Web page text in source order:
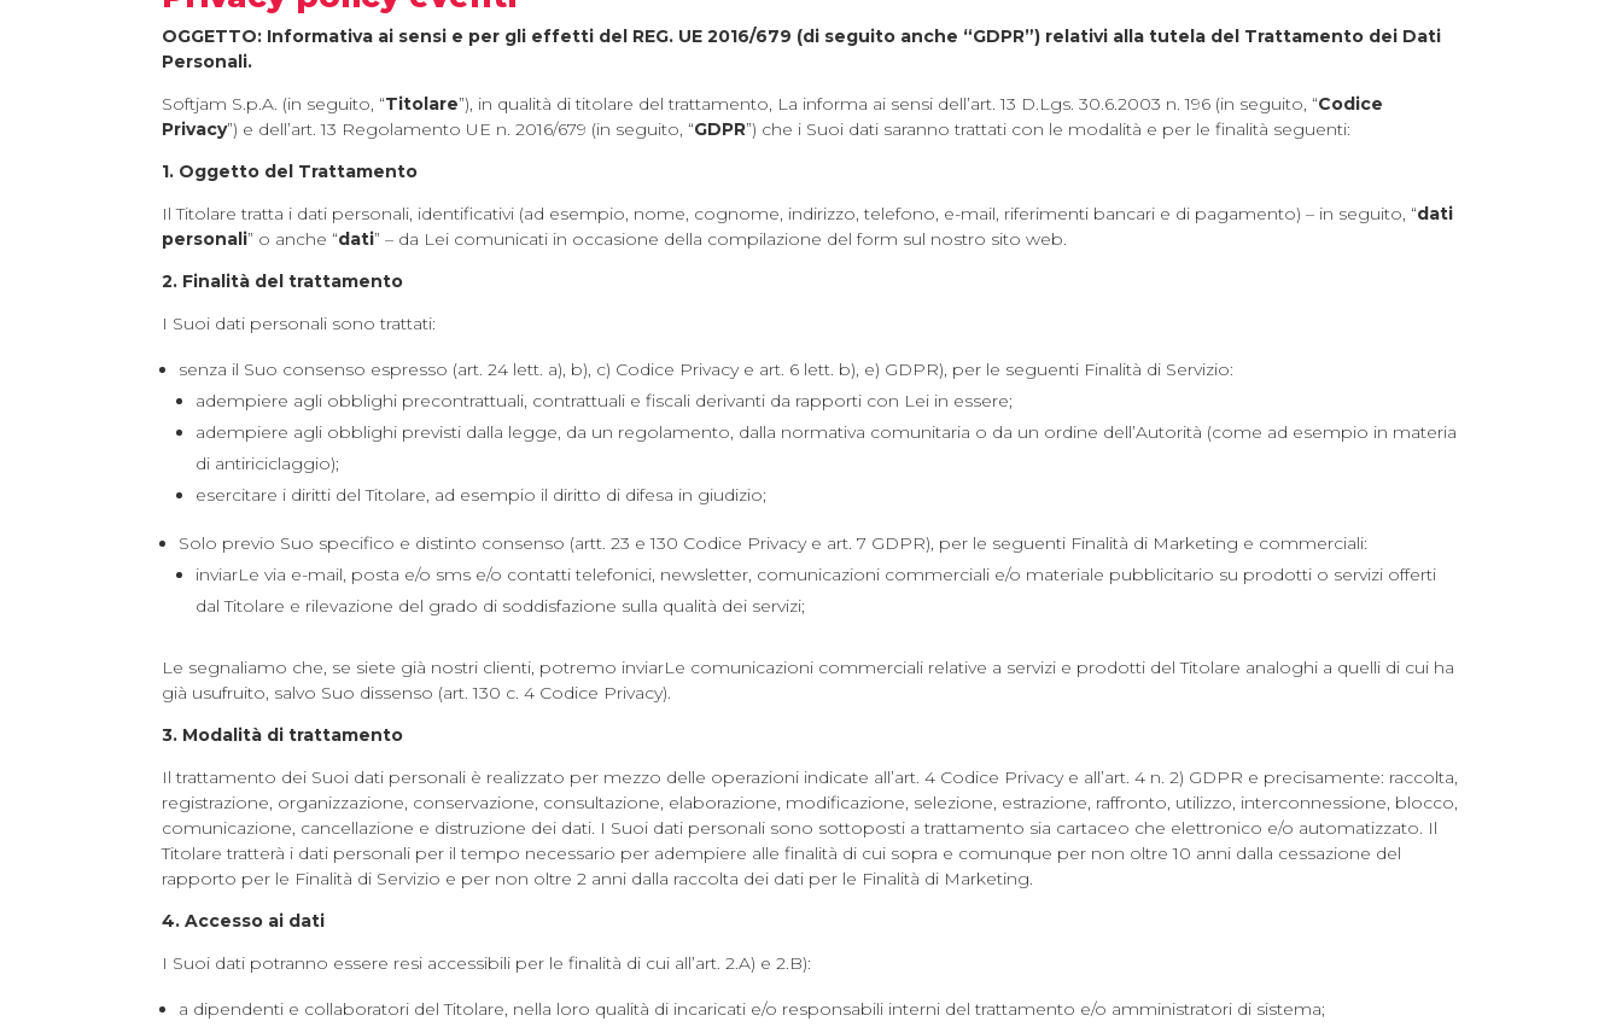
OGGETTO: Informativa ai sensi e per gli effetti del REG. UE 2016/679 (di seguito anche “GDPR”) relativi alla tutela del Trattamento dei Dati
Personali.
Softjam S.p.A. (in seguito, “Titolare”), in qualità di titolare del trattamento, La informa ai sensi dell’art. 13 D.Lgs. 30.6.2003 n. 196 (in seguito, “Codice
Privacy”) e dell’art. 13 Regolamento UE n. 2016/679 (in seguito, “GDPR”) che i Suoi dati saranno trattati con le modalità e per le finalità seguenti:
1. Oggetto del Trattamento
Il Titolare tratta i dati personali, identificativi (ad esempio, nome, cognome, indirizzo, telefono, e-mail, riferimenti bancari e di pagamento) – in seguito, “dati
personali” o anche “dati” – da Lei comunicati in occasione della compilazione del form sul nostro sito web.
2. Finalità del trattamento
I Suoi dati personali sono trattati:
senza il Suo consenso espresso (art. 24 lett. a), b), c) Codice Privacy e art. 6 lett. b), e) GDPR), per le seguenti Finalità di Servizio:
adempiere agli obblighi precontrattuali, contrattuali e fiscali derivanti da rapporti con Lei in essere;
adempiere agli obblighi previsti dalla legge, da un regolamento, dalla normativa comunitaria o da un ordine dell’Autorità (come ad esempio in materia
di antiriciclaggio);
esercitare i diritti del Titolare, ad esempio il diritto di difesa in giudizio;
Solo previo Suo specifico e distinto consenso (artt. 23 e 130 Codice Privacy e art. 7 GDPR), per le seguenti Finalità di Marketing e commerciali:
inviarLe via e-mail, posta e/o sms e/o contatti telefonici, newsletter, comunicazioni commerciali e/o materiale pubblicitario su prodotti o servizi offerti
dal Titolare e rilevazione del grado di soddisfazione sulla qualità dei servizi;
Le segnaliamo che, se siete già nostri clienti, potremo inviarLe comunicazioni commerciali relative a servizi e prodotti del Titolare analoghi a quelli di cui ha
già usufruito, salvo Suo dissenso (art. 130 c. 4 Codice Privacy).
3. Modalità di trattamento
Il trattamento dei Suoi dati personali è realizzato per mezzo delle operazioni indicate all’art. 4 Codice Privacy e all’art. 4 n. 2) GDPR e precisamente: raccolta,
registrazione, organizzazione, conservazione, consultazione, elaborazione, modificazione, selezione, estrazione, raffronto, utilizzo, interconnessione, blocco,
comunicazione, cancellazione e distruzione dei dati. I Suoi dati personali sono sottoposti a trattamento sia cartaceo che elettronico e/o automatizzato. Il
Titolare tratterà i dati personali per il tempo necessario per adempiere alle finalità di cui sopra e comunque per non oltre 10 anni dalla cessazione del
rapporto per le Finalità di Servizio e per non oltre 2 anni dalla raccolta dei dati per le Finalità di Marketing.
4. Accesso ai dati
I Suoi dati potranno essere resi accessibili per le finalità di cui all’art. 2.A) e 2.B):
a dipendenti e collaboratori del Titolare, nella loro qualità di incaricati e/o responsabili interni del trattamento e/o amministratori di sistema;